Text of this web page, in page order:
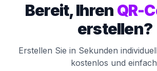
Bereit, Ihren QR-
erstellen?
Erstellen Sie in Sekunden
kostenlos und